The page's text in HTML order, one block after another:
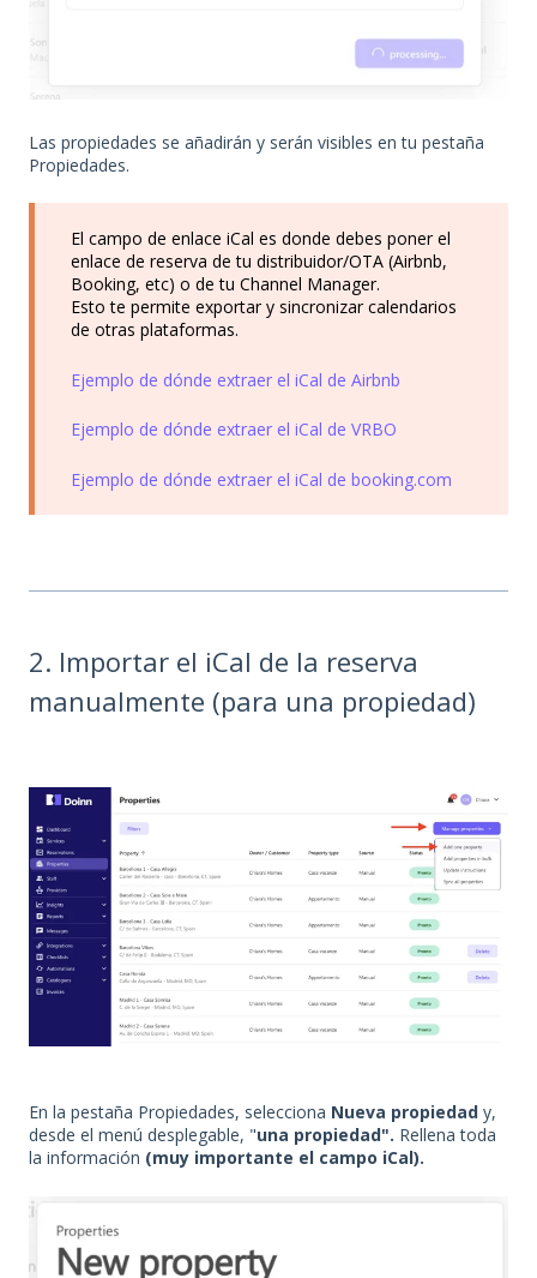
Las propiedades se añadirán y serán visibles en tu pestaña
Propiedades.
El campo de enlace iCal es donde debes poner el
enlace de reserva de tu distribuidor/OTA (Airbnb,
Booking, etc) o de tu Channel Manager.
Esto te permite exportar y sincronizar calendarios
de otras plataformas.
Ejemplo de dónde extraer el iCal de Airbnb
Ejemplo de dónde extraer el iCal de VRBO
Ejemplo de dónde extraer el iCal de booking.com
2. Importar el iCal de la reserva
manualmente (para una propiedad)
En la pestaña Propiedades, selecciona Nueva propiedad y,
desde el menú desplegable, "una propiedad". Rellena toda
la información (muy importante el campo iCal).